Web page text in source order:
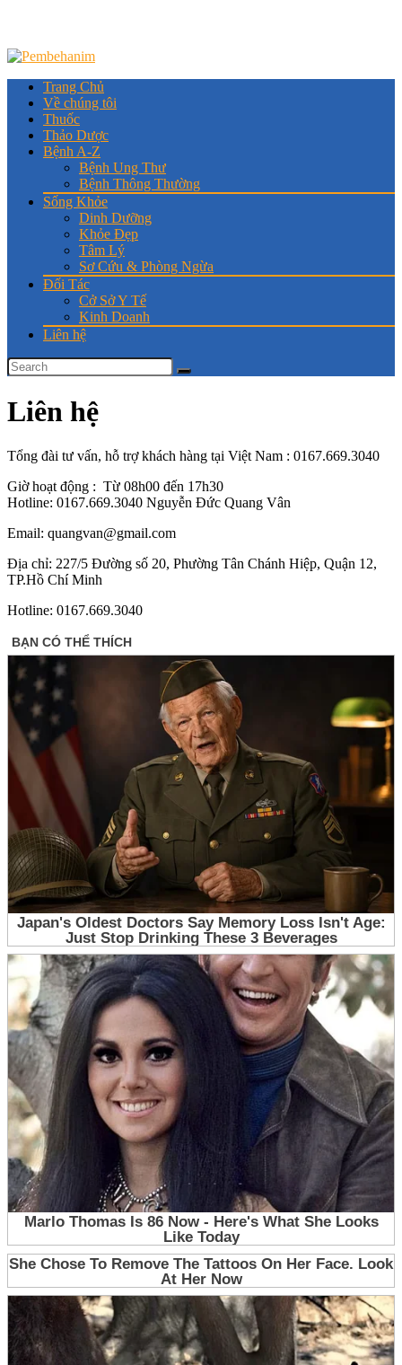
Trang Chủ
Về chúng tôi
Thuốc
Thảo Dược
Bệnh A-Z
Bệnh Ung Thư
Bệnh Thông Thường
Sống Khỏe
Dinh Dưỡng
Khỏe Đẹp
Tâm Lý
Sơ Cứu & Phòng Ngừa
Đối Tác
Cở Sở Y Tế
Kinh Doanh
Liên hệ
Liên hệ
Tổng đài tư vấn, hỗ trợ khách hàng tại Việt Nam : 0167.669.3040
Giờ hoạt động : Từ 08h00 đến 17h30
Hotline: 0167.669.3040 Nguyễn Đức Quang Vân
Email: quangvan@gmail.com
Địa chỉ: 227/5 Đường số 20, Phường Tân Chánh Hiệp, Quận 12,
TP.Hồ Chí Minh
Hotline: 0167.669.3040